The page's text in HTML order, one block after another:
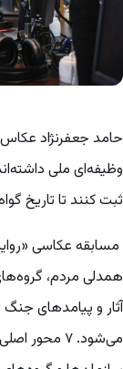
حامد جعفرنژاد
وظیفه‌ای ملی
ثبت کنند تا تاریخ
مسابقه عکاسی
همدلی مردم،
می‌شود. ۷